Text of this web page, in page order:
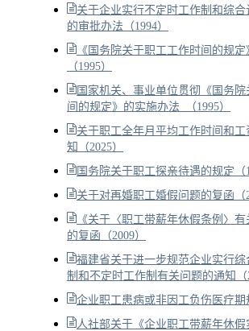
关于企业实行不定时工作制和综合
的审批办法（1994）
《国务院关于职工工作时间的规
（1995）
国家机关、事业单位贯彻《国务
间的规定》的实施办法 （1995）
关于职工全年月平均工作时间和
知（2025）
国务院关于职工探亲待遇的规定（
关于对再婚职工婚假问题的复函（
《关于〈职工带薪年休假条例〉有
的复函（2009）
福建省关于进一步规范企业实行
制和不定时工作制有关问题的通知（
企业职工患病或非因工负伤医疗期
人社部关于《企业职工带薪年休